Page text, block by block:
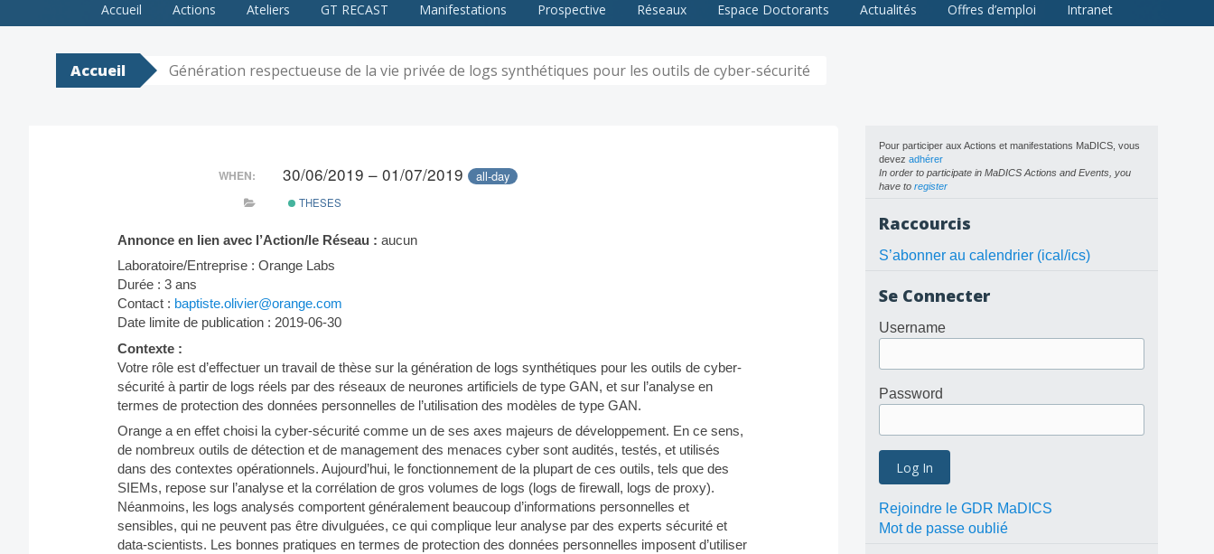
to
Accueil Actions Ateliers GT RECAST Manifestations Prospective Réseaux Espace Doctorants Actualités Offres d’emploi Intranet
Accueil Génération respectueuse de la vie privée de logs synthétiques pour les outils de cyber-sécurité
WHEN: 30/06/2019 – 01/07/2019 all-day
THESES
Annonce en lien avec l’Action/le Réseau : aucun
Laboratoire/Entreprise : Orange Labs
Durée : 3 ans
Contact : baptiste.olivier@orange.com
Date limite de publication : 2019-06-30
Contexte :
Votre rôle est d’effectuer un travail de thèse sur la génération de logs synthétiques pour les outils de cyber-
sécurité à partir de logs réels par des réseaux de neurones artificiels de type GAN, et sur l’analyse en
termes de protection des données personnelles de l’utilisation des modèles de type GAN.
Orange a en effet choisi la cyber-sécurité comme un de ses axes majeurs de développement. En ce sens,
de nombreux outils de détection et de management des menaces cyber sont audités, testés, et utilisés
dans des contextes opérationnels. Aujourd’hui, le fonctionnement de la plupart de ces outils, tels que des
SIEMs, repose sur l’analyse et la corrélation de gros volumes de logs (logs de firewall, logs de proxy).
Néanmoins, les logs analysés comportent généralement beaucoup d’informations personnelles et
sensibles, qui ne peuvent pas être divulguées, ce qui complique leur analyse par des experts sécurité et
data-scientists. Les bonnes pratiques en termes de protection des données personnelles imposent d’utiliser
Pour participer aux Actions et manifestations MaDICS, vous
devez adhérer
In order to participate in MaDICS Actions and Events, you
have to register
Raccourcis
S’abonner au calendrier (ical/ics)
Se Connecter
Username
Password
Rejoindre le GDR MaDICS
Mot de passe oublié